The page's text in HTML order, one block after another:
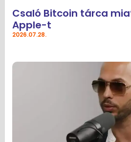
Csaló Bitcoin tárca
Apple-t
2026.07.28.